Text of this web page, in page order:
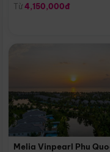
Từ 4,150,000đ
Melia Vinpearl Phu